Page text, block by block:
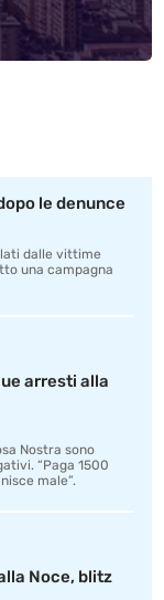
le denunce
dalle vittime
una campagna
arresti alla
Nostra sono
“Paga 1500
male”.
Noce, blitz